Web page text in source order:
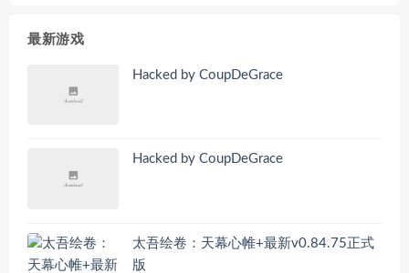
最新游戏
Hacked by CoupDeGrace
Hacked by CoupDeGrace
太吾绘卷：天幕心帷+最新v0.84.75正式
版